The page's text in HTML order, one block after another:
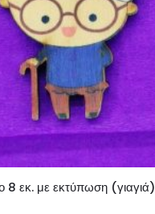
8 εκ. με εκτύπωση (γιαγιά)